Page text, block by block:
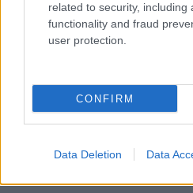
related to security, including
functionality and fraud
user protection.
CONFIRM
Data Deletion Data